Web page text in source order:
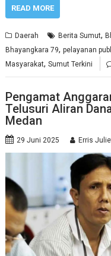
READ MORE
Daerah Berita Sumut,
Bhayangkara 79,pelayanan
Masyarakat,Sumut Terkini
Pengamat
Telusuri Aliran
Medan
29 Juni 2025 Erris